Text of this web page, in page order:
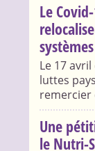
Le
Le 17
luttes
remercier
Une
le Nutri-